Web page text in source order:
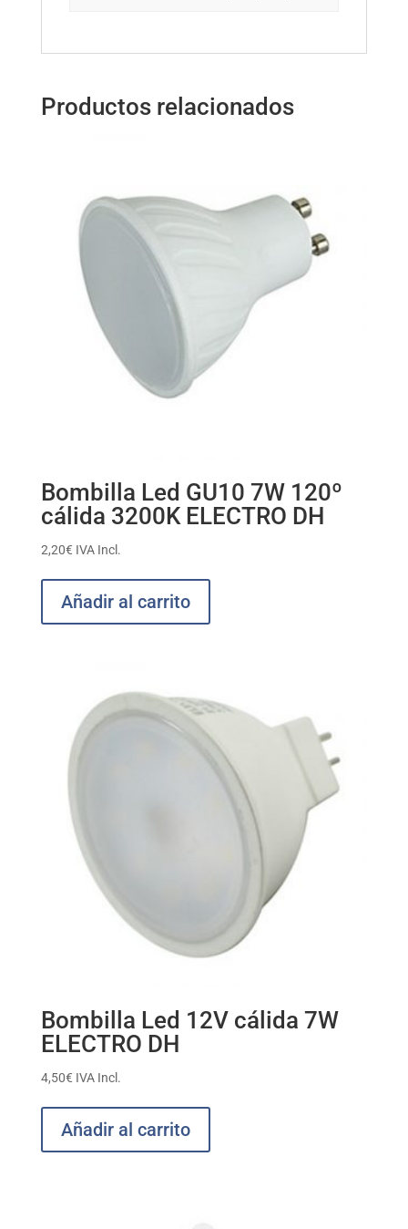
Productos relacionados
Bombilla Led GU10 7W 120º
cálida 3200K ELECTRO DH
2,20€ IVA Incl.
Añadir al carrito
Bombilla Led 12V cálida 7W
ELECTRO DH
4,50€ IVA Incl.
Añadir al carrito